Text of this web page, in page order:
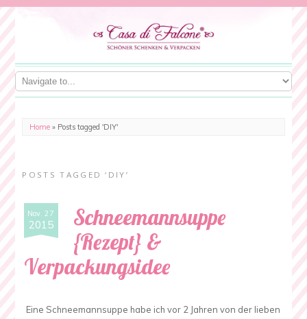
Home » Posts tagged 'DIY'
POSTS TAGGED ‘DIY’
Nov. 27
2015
Schneemannsuppe
{Rezept} &
Verpackungsidee
Eine Schneemannsuppe habe ich vor 2 Jahren von der lieben